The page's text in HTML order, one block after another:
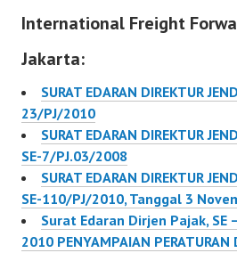
International Freight
Jakarta:
SURAT EDARAN DIREKTUR
23/PJ/2010
SURAT EDARAN DIREKTUR
SE-7/PJ.03/2008
SURAT EDARAN DIREKTUR
SE-110/PJ/2010, Tanggal 3
Surat Edaran Dirjen Pajak, SE
2010 PENYAMPAIAN PERATURAN